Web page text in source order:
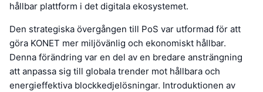
hållbar plattform i det digitala ekosystemet.
Den strategiska övergången till PoS var utformad för att
göra KONET mer miljövänlig och ekonomiskt hållbar.
Denna förändring var en del av en bredare ansträngning
att anpassa sig till globala trender mot hållbara och
energieffektiva blockkedjelösningar. Introduktionen av